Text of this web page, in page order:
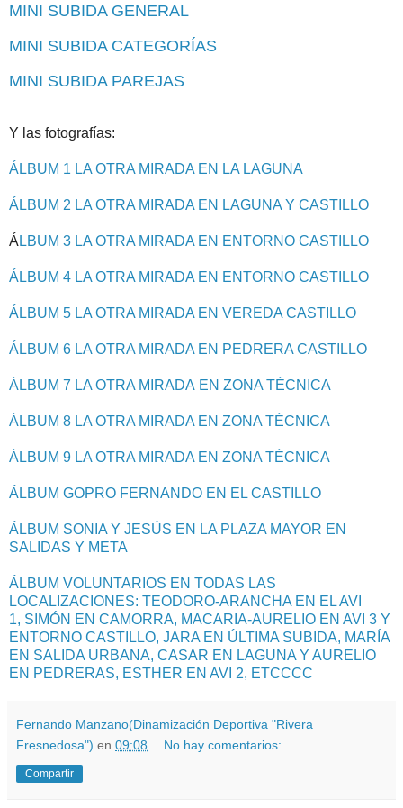
MINI SUBIDA GENERAL
MINI SUBIDA CATEGORÍAS
MINI SUBIDA PAREJAS
Y las fotografías:
ÁLBUM 1 LA OTRA MIRADA EN LA LAGUNA
ÁLBUM 2 LA OTRA MIRADA EN LAGUNA Y CASTILLO
Á LBUM 3 LA OTRA MIRADA EN ENTORNO CASTILLO
ÁLBUM 4 LA OTRA MIRADA EN ENTORNO CASTILLO
ÁLBUM 5 LA OTRA MIRADA EN VEREDA CASTILLO
ÁLBUM 6 LA OTRA MIRADA EN PEDRERA CASTILLO
ÁLBUM 7 LA OTRA MIRADA EN ZONA TÉCNICA
ÁLBUM 8 LA OTRA MIRADA EN ZONA TÉCNICA
ÁLBUM 9 LA OTRA MIRADA EN ZONA TÉCNICA
ÁLBUM GOPRO FERNANDO EN EL CASTILLO
ÁLBUM SONIA Y JESÚS EN LA PLAZA MAYOR EN
SALIDAS Y META
ÁLBUM VOLUNTARIOS EN TODAS LAS
LOCALIZACIONES: TEODORO-ARANCHA EN EL AVI
1, SIMÓN EN CAMORRA, MACARIA-AURELIO EN AVI 3 Y
ENTORNO CASTILLO, JARA EN ÚLTIMA SUBIDA, MARÍA
EN SALIDA URBANA, CASAR EN LAGUNA Y AURELIO
EN PEDRERAS, ESTHER EN AVI 2, ETCCCC
Fernando Manzano(Dinamización Deportiva "Rivera
Fresnedosa") en 09:08 No hay comentarios:
Compartir